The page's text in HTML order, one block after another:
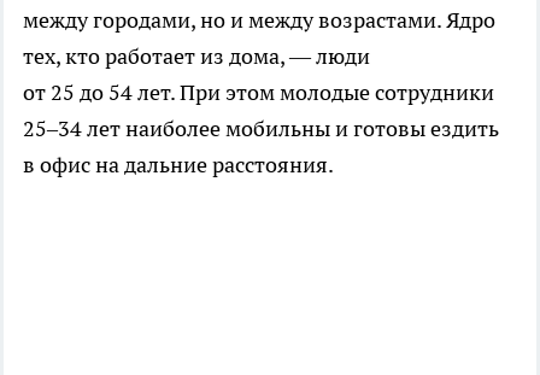
между городами, но и между возрастами. Ядро
тех, кто работает из дома, — люди
от 25 до 54 лет. При этом молодые сотрудники
25–34 лет наиболее мобильны и готовы ездить
в офис на дальние расстояния.